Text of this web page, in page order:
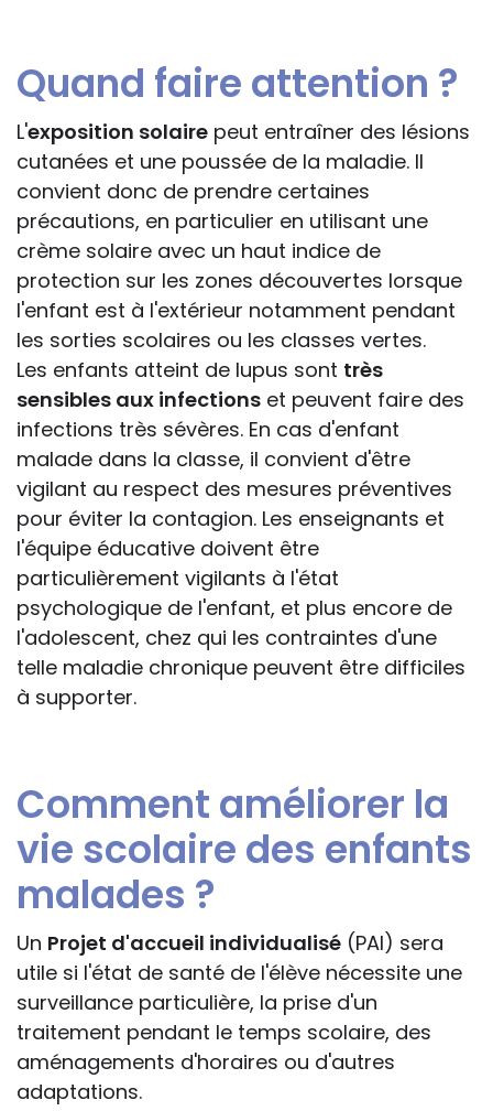
Quand faire attention ?
L'exposition solaire peut entraîner des lésions
cutanées et une poussée de la maladie. Il
convient donc de prendre certaines
précautions, en particulier en utilisant une
crème solaire avec un haut indice de
protection sur les zones découvertes lorsque
l'enfant est à l'extérieur notamment pendant
les sorties scolaires ou les classes vertes.
Les enfants atteint de lupus sont très
sensibles aux infections et peuvent faire des
infections très sévères. En cas d'enfant
malade dans la classe, il convient d'être
vigilant au respect des mesures préventives
pour éviter la contagion. Les enseignants et
l'équipe éducative doivent être
particulièrement vigilants à l'état
psychologique de l'enfant, et plus encore de
l'adolescent, chez qui les contraintes d'une
telle maladie chronique peuvent être difficiles
à supporter.
Comment améliorer la
vie scolaire des enfants
malades ?
Un Projet d'accueil individualisé (PAI) sera
utile si l'état de santé de l'élève nécessite une
surveillance particulière, la prise d'un
traitement pendant le temps scolaire, des
aménagements d'horaires ou d'autres
adaptations.